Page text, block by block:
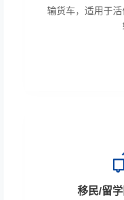
输货车，适用于
移民/留